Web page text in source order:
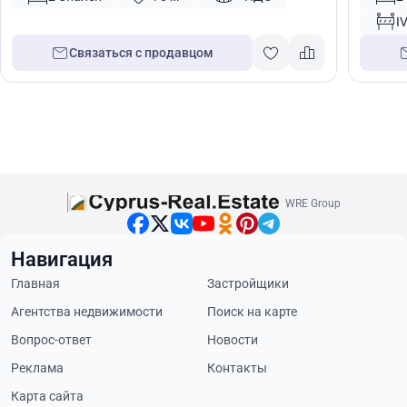
Связаться с продавцом
WRE Group
Навигация
Главная
Застройщики
Агентства недвижимости
Поиск на карте
Вопрос-ответ
Новости
Реклама
Контакты
Карта сайта